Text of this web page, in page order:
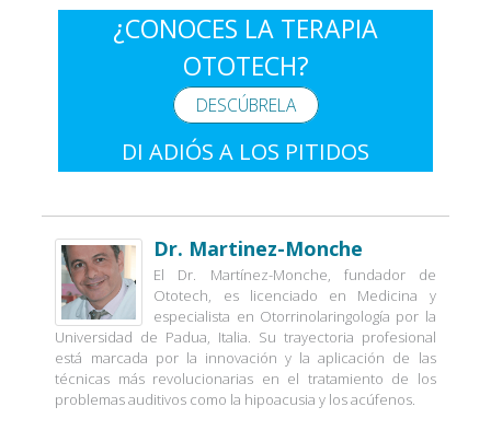
¿CONOCES LA TERAPIA
OTOTECH?
DESCÚBRELA
DI ADIÓS A LOS PITIDOS
Dr. Martinez-Monche
El Dr. Martínez-Monche, fundador de
Ototech, es licenciado en Medicina y
especialista en Otorrinolaringología por la
Universidad de Padua, Italia. Su trayectoria profesional
está marcada por la innovación y la aplicación de las
técnicas más revolucionarias en el tratamiento de los
problemas auditivos como la hipoacusia y los acúfenos.